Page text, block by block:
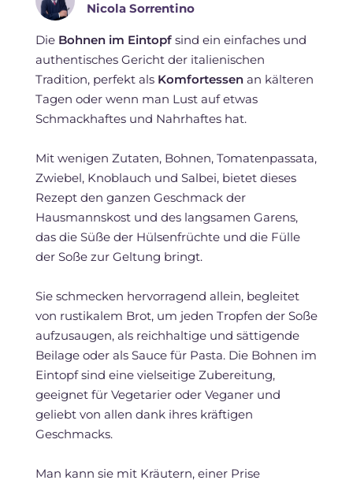
Nicola Sorrentino
Die Bohnen im Eintopfsind ein einfaches und
authentisches Gericht der italienischen
Tradition, perfekt als Komfortessenan kälteren
Tagen oder wenn man Lust auf etwas
Schmackhaftes und Nahrhaftes hat.
Mit wenigen Zutaten, Bohnen, Tomatenpassata,
Zwiebel, Knoblauch und Salbei, bietet dieses
Rezept den ganzen Geschmack der
Hausmannskost und des langsamen Garens,
das die Süße der Hülsenfrüchte und die Fülle
der Soße zur Geltung bringt.
Sie schmecken hervorragend allein, begleitet
von rustikalem Brot, um jeden Tropfen der Soße
aufzusaugen, als reichhaltige und sättigende
Beilage oder als Sauce für Pasta. Die Bohnen im
Eintopf sind eine vielseitige Zubereitung,
geeignet für Vegetarier oder Veganer und
geliebt von allen dank ihres kräftigen
Geschmacks.
Man kann sie mit Kräutern, einer Prise